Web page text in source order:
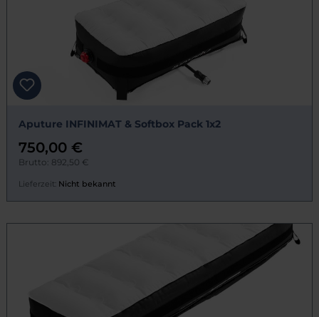
Aputure INFINIMAT & Softbox Pack 1x2
750,00 €
Brutto: 892,50 €
Lieferzeit: Nicht bekannt